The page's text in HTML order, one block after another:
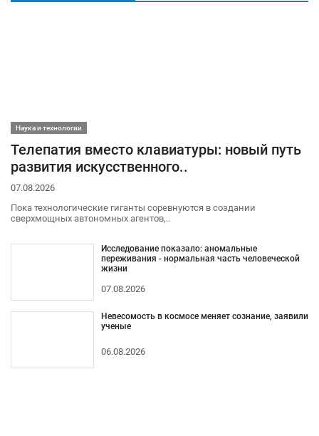
Наука и технологии
Телепатия вместо клавиатуры: новый путь
развития искусственного..
07.08.2026
Пока технологические гиганты соревнуются в создании
сверхмощных автономных агентов,..
Исследование показало: аномальные
переживания - нормальная часть человеческой
жизни
07.08.2026
Невесомость в космосе меняет сознание, заявили
ученые
06.08.2026